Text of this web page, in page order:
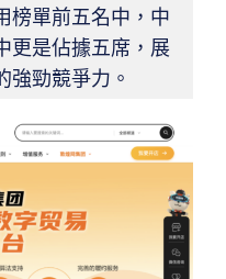
榜單前五名中，中
更是佔據五席，展
強勁競爭力。